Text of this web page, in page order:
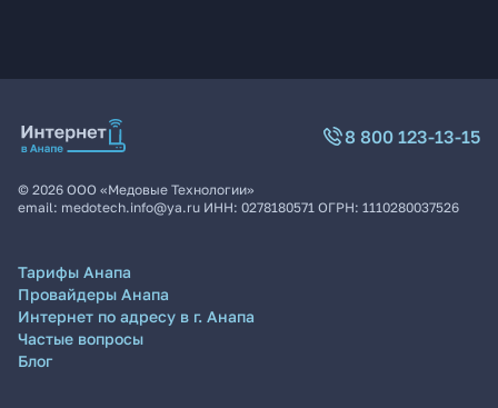
8 800 123-13-15
© 2026 ООО «Медовые Технологии»
email: medotech.info@ya.ru ИНН: 0278180571 ОГРН: 1110280037526
Тарифы Анапа
Провайдеры Анапа
Интернет по адресу в г. Анапа
Частые вопросы
Блог